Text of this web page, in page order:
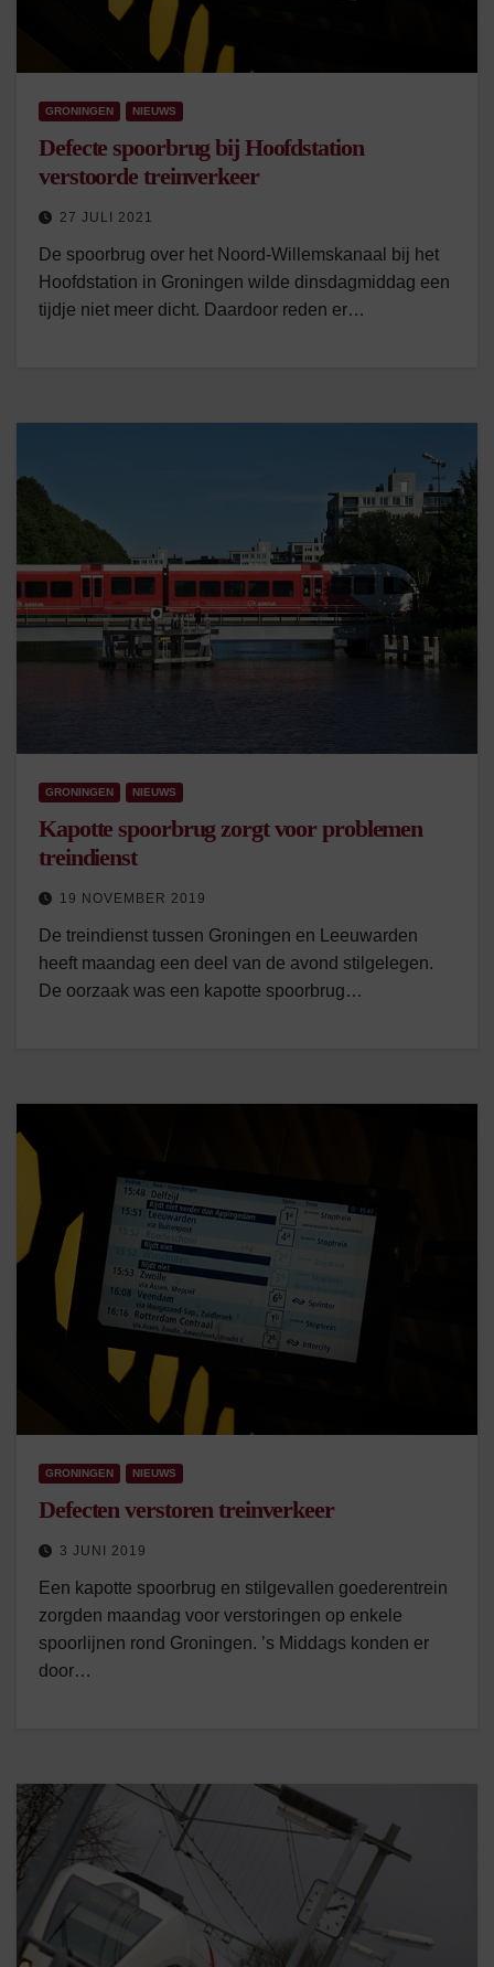
GRONINGEN NIEUWS
Defecte spoorbrug bij Hoofdstation
verstoorde treinverkeer
27 JULI 2021
De spoorbrug over het Noord-Willemskanaal bij het
Hoofdstation in Groningen wilde dinsdagmiddag een
tijdje niet meer dicht. Daardoor reden er…
GRONINGEN NIEUWS
Kapotte spoorbrug zorgt voor problemen
treindienst
19 NOVEMBER 2019
De treindienst tussen Groningen en Leeuwarden
heeft maandag een deel van de avond stilgelegen.
De oorzaak was een kapotte spoorbrug…
GRONINGEN NIEUWS
Defecten verstoren treinverkeer
3 JUNI 2019
Een kapotte spoorbrug en stilgevallen goederentrein
zorgden maandag voor verstoringen op enkele
spoorlijnen rond Groningen. ’s Middags konden er
door…